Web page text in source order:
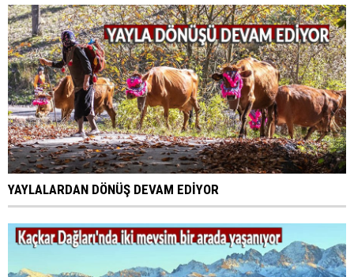
YAYLALARDAN DÖNÜŞ DEVAM EDİYOR